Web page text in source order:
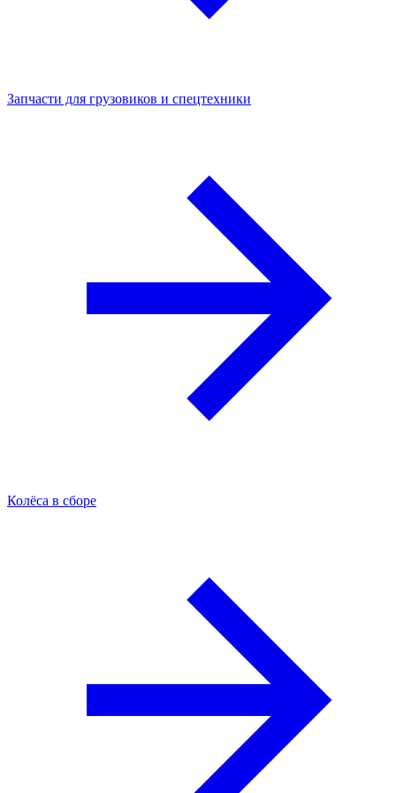
Запчасти для грузовиков и спецтехники
Колёса в сборе